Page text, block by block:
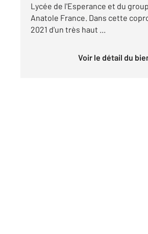
Lycée de l'Esperance et du
Anatole France. Dans cette
2021 d'un très haut ...
Voir le détail du